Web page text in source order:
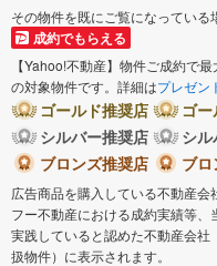
その物件を既にご覧になっている
成約でもらえる
【Yahoo!不動産】物件ご成約で
の対象物件です。詳細はプレゼン
ゴールド推奨店
ゴ
シルバー推奨店
シ
ブロンズ推奨店
ブ
広告商品を購入している不動産
フー不動産における成約実績等
実践していると認めた不動産会
扱物件）に表示されます。